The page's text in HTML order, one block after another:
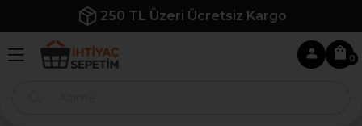
250 TL Üzeri Ücretsiz Kargo
0